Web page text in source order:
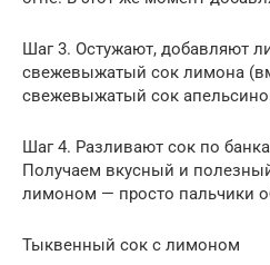
Шаг 3. Остужают, добавляют
свежевыжатый сок лимона
свежевыжатый сок
Шаг 4. Разливают сок по
Получаем вкусный и
лимоном — просто пальчики
Тыквенный сок с лимоном